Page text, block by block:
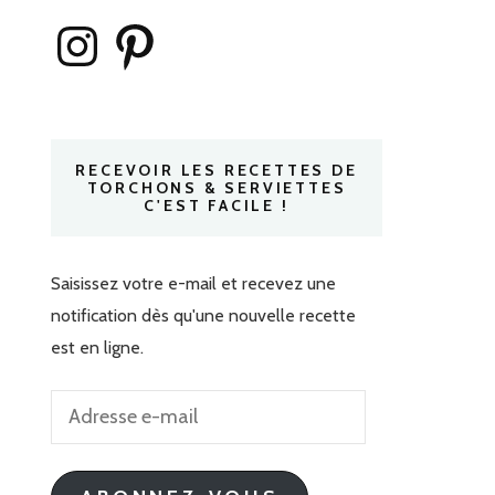
InstagramPinterest
RECEVOIR LES RECETTES DE
TORCHONS & SERVIETTES
C'EST FACILE !
Saisissez votre e-mail et recevez une
notification dès qu'une nouvelle recette
est en ligne.
Adresse
mail